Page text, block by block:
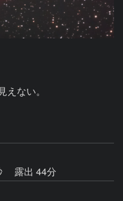
ない。
露出 44分